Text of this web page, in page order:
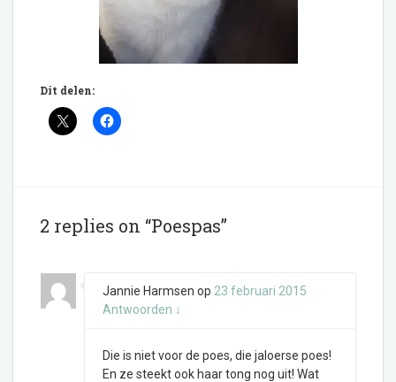
Dit delen:
2 replies on “Poespas”
Jannie Harmsen op 23 februari 2015
Antwoorden ↓
Die is niet voor de poes, die jaloerse poes!
En ze steekt ook haar tong nog uit! Wat